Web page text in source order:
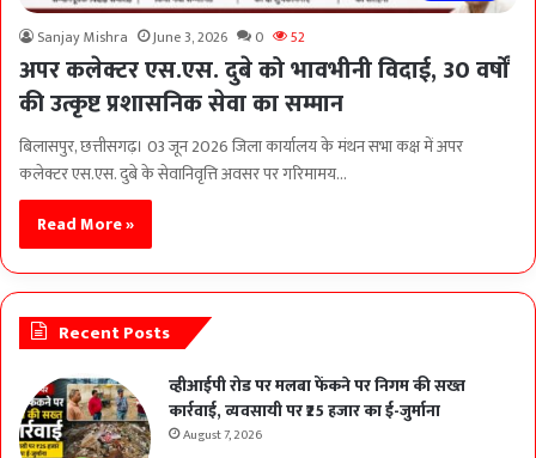
Sanjay Mishra June 3, 2026 0 52
अपर कलेक्टर एस.एस. दुबे को भावभीनी विदाई, 30 वर्षों
की उत्कृष्ट प्रशासनिक सेवा का सम्मान
बिलासपुर, छत्तीसगढ़। 03 जून 2026 जिला कार्यालय के मंथन सभा कक्ष में अपर
कलेक्टर एस.एस. दुबे के सेवानिवृत्ति अवसर पर गरिमामय…
Read More »
Recent Posts
व्हीआईपी रोड पर मलबा फेंकने पर निगम की सख्त
कार्रवाई, व्यवसायी पर ₹25 हजार का ई-जुर्माना
August 7, 2026